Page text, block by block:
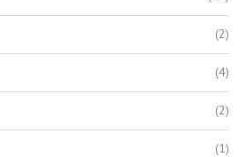
(2)
(4)
(2)
(1)